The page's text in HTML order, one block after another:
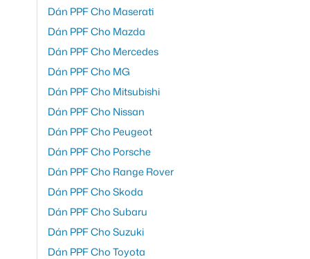
Dán PPF Cho Maserati
Dán PPF Cho Mazda
Dán PPF Cho Mercedes
Dán PPF Cho MG
Dán PPF Cho Mitsubishi
Dán PPF Cho Nissan
Dán PPF Cho Peugeot
Dán PPF Cho Porsche
Dán PPF Cho Range Rover
Dán PPF Cho Skoda
Dán PPF Cho Subaru
Dán PPF Cho Suzuki
Dán PPF Cho Toyota